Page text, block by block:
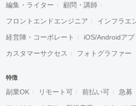
編集・ライター 顧問・講師
フロントエンドエンジニア インフラエ
経営陣・コーポレート iOS/Androidア
カスタマーサクセス フォトグラファー
特徴
副業OK リモート可 前払い可 急募